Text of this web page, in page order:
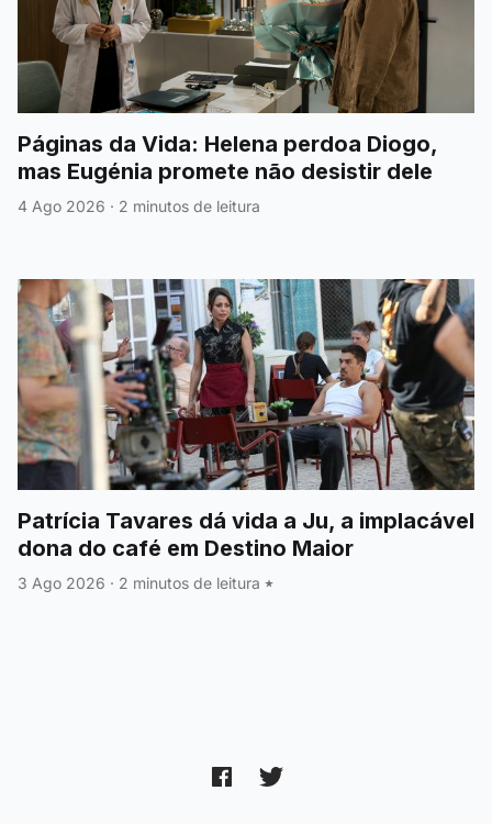
Páginas da Vida: Helena perdoa Diogo,
mas Eugénia promete não desistir dele
4 Ago 2026 · 2 minutos de leitura
Patrícia Tavares dá vida a Ju, a implacável
dona do café em Destino Maior
3 Ago 2026 · 2 minutos de leitura